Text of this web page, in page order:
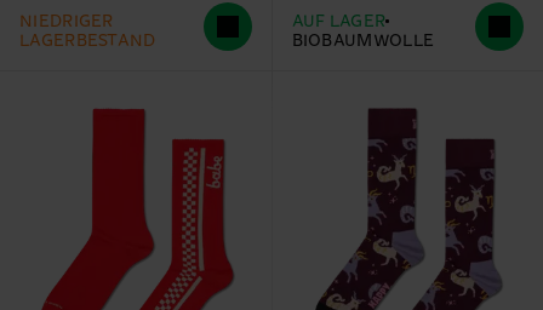
NIEDRIGER
LAGERBESTAND
AUF LAGER
BIOBAUMWOLLE